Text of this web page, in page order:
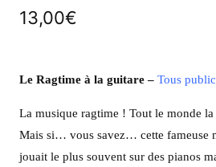
13,00€
Le Ragtime à la guitare– Tous
La musique ragtime ! Tout le monde
Mais si… vous savez… cette fameuse
jouait le plus souvent sur des pianos